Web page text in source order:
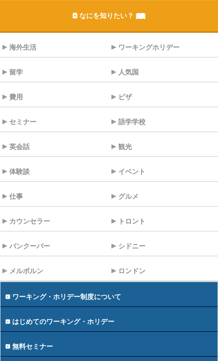
なにを知りたい？
海外生活 ワーキングホリデー
留学 人気国
費用 ビザ
セミナー 語学学校
英会話 観光
体験談 イベント
仕事 グルメ
カウンセラー トロント
バンクーバー シドニー
メルボルン ロンドン
ワーキング・ホリデー制度について
はじめてのワーキング・ホリデー
無料セミナー